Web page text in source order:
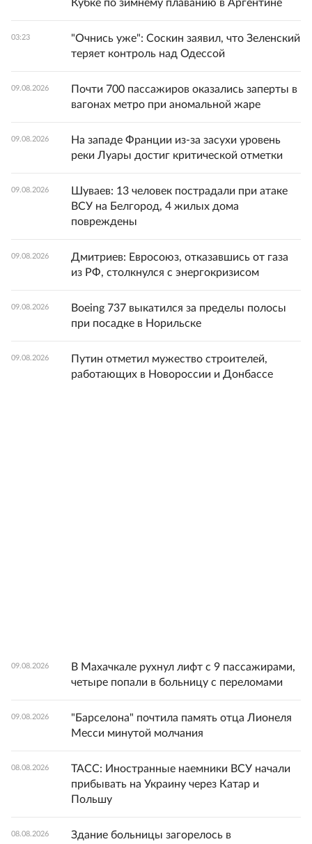
Кубке по зимнему плаванию в Аргентине
03:23
"Очнись уже": Соскин заявил, что Зеленский
теряет контроль над Одессой
09.08.2026
Почти 700 пассажиров оказались заперты в
вагонах метро при аномальной жаре
09.08.2026
На западе Франции из-за засухи уровень
реки Луары достиг критической отметки
09.08.2026
Шуваев: 13 человек пострадали при атаке
ВСУ на Белгород, 4 жилых дома
повреждены
09.08.2026
Дмитриев: Евросоюз, отказавшись от газа
из РФ, столкнулся с энергокризисом
09.08.2026
Boeing 737 выкатился за пределы полосы
при посадке в Норильске
09.08.2026
Путин отметил мужество строителей,
работающих в Новороссии и Донбассе
09.08.2026
В Махачкале рухнул лифт с 9 пассажирами,
четыре попали в больницу с переломами
09.08.2026
"Барселона" почтила память отца Лионеля
Месси минутой молчания
08.08.2026
ТАСС: Иностранные наемники ВСУ начали
прибывать на Украину через Катар и
Польшу
08.08.2026
Здание больницы загорелось в